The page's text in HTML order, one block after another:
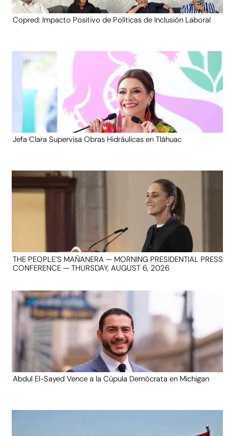
Copred: Impacto Positivo de Políticas de Inclusión Laboral
Jefa Clara Supervisa Obras Hidráulicas en Tláhuac
THE PEOPLE’S MAÑANERA — MORNING PRESIDENTIAL PRESS
CONFERENCE — THURSDAY, AUGUST 6, 2026
Abdul El-Sayed Vence a la Cúpula Demócrata en Michigan